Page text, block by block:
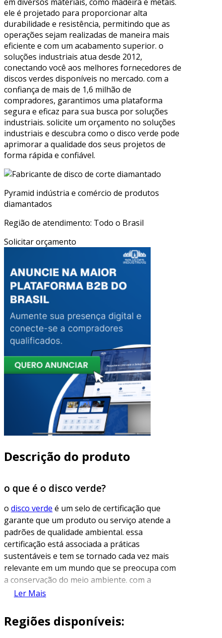
ele é projetado para proporcionar alta
durabilidade e resistência, permitindo que as
operações sejam realizadas de maneira mais
eficiente e com um acabamento superior. o
soluções industriais atua desde 2012,
conectando você aos melhores fornecedores de
discos verdes disponíveis no mercado. com a
confiança de mais de 1,6 milhão de
compradores, garantimos uma plataforma
segura e eficaz para sua busca por soluções
industriais. solicite um orçamento no soluções
industriais e descubra como o disco verde pode
aprimorar a qualidade dos seus projetos de
forma rápida e confiável.
Pyramid indústria e comércio de produtos
diamantados
Região de atendimento: Todo o Brasil
Solicitar orçamento
Descrição do produto
o que é o disco verde?
o disco verde é um selo de certificação que
garante que um produto ou serviço atende a
padrões de qualidade ambiental. essa
certificação está associada a práticas
sustentáveis e tem se tornado cada vez mais
relevante em um mundo que se preocupa com
a conservação do meio ambiente. com a
crescente demanda por soluções
destaca como uma ferramenta importante para
consumidores e empresas.
Ler Mais
Regiões disponíveis: